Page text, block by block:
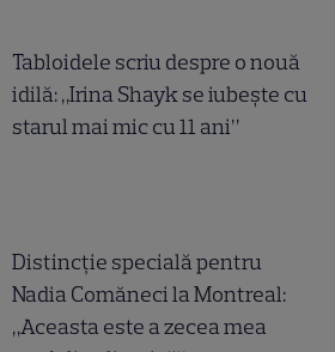
Tabloidele scriu despre o nouă
idilă: „Irina Shayk se iubește cu
starul mai mic cu 11 ani”
Distincție specială pentru
Nadia Comăneci la Montreal:
„Aceasta este a zecea mea